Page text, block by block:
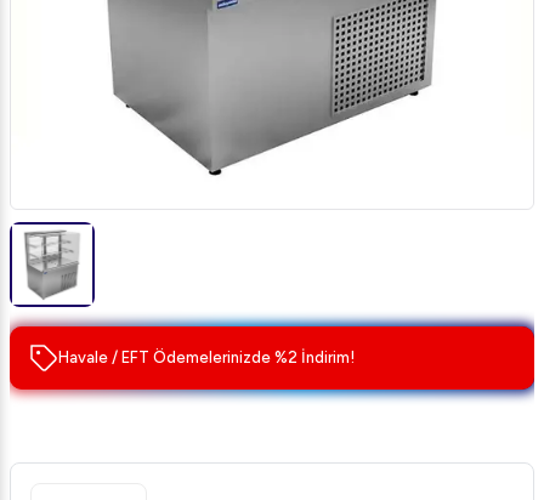
Havale / EFT Ödemelerinizde %2 İndirim!